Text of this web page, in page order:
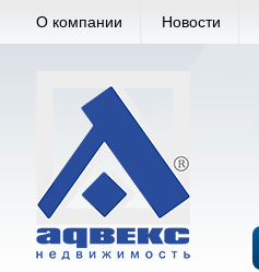
О компании Новости